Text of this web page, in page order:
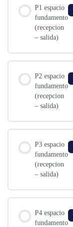
P1 espacio
fundamento
(recepcion
– salida)
P2 espacio
fundamento
(recepcion
– salida)
P3 espacio
fundamento
(recepcion
– salida)
P4 espacio
fundamento